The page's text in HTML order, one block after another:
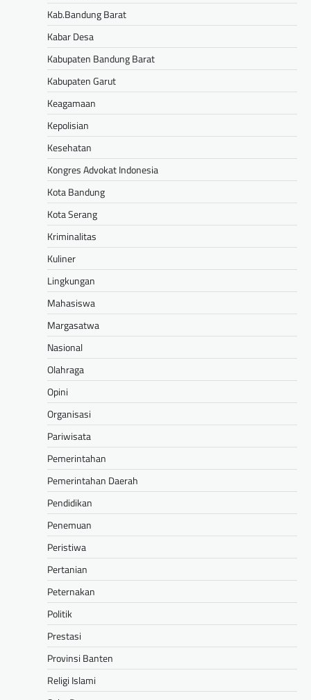
Kab.Bandung Barat
Kabar Desa
Kabupaten Bandung Barat
Kabupaten Garut
Keagamaan
Kepolisian
Kesehatan
Kongres Advokat Indonesia
Kota Bandung
Kota Serang
Kriminalitas
Kuliner
Lingkungan
Mahasiswa
Margasatwa
Nasional
Olahraga
Opini
Organisasi
Pariwisata
Pemerintahan
Pemerintahan Daerah
Pendidikan
Penemuan
Peristiwa
Pertanian
Peternakan
Politik
Prestasi
Provinsi Banten
Religi Islami